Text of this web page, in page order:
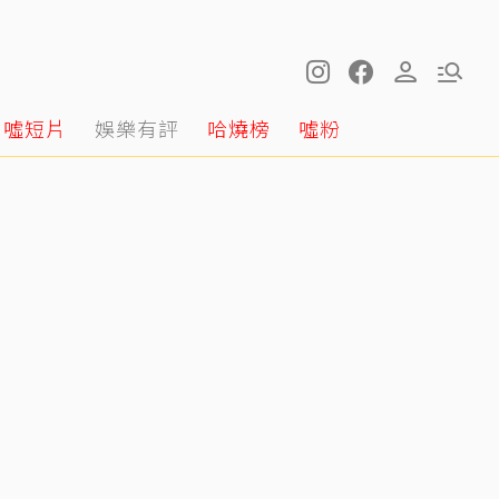
噓短片 娛樂有評 哈燒榜 噓粉